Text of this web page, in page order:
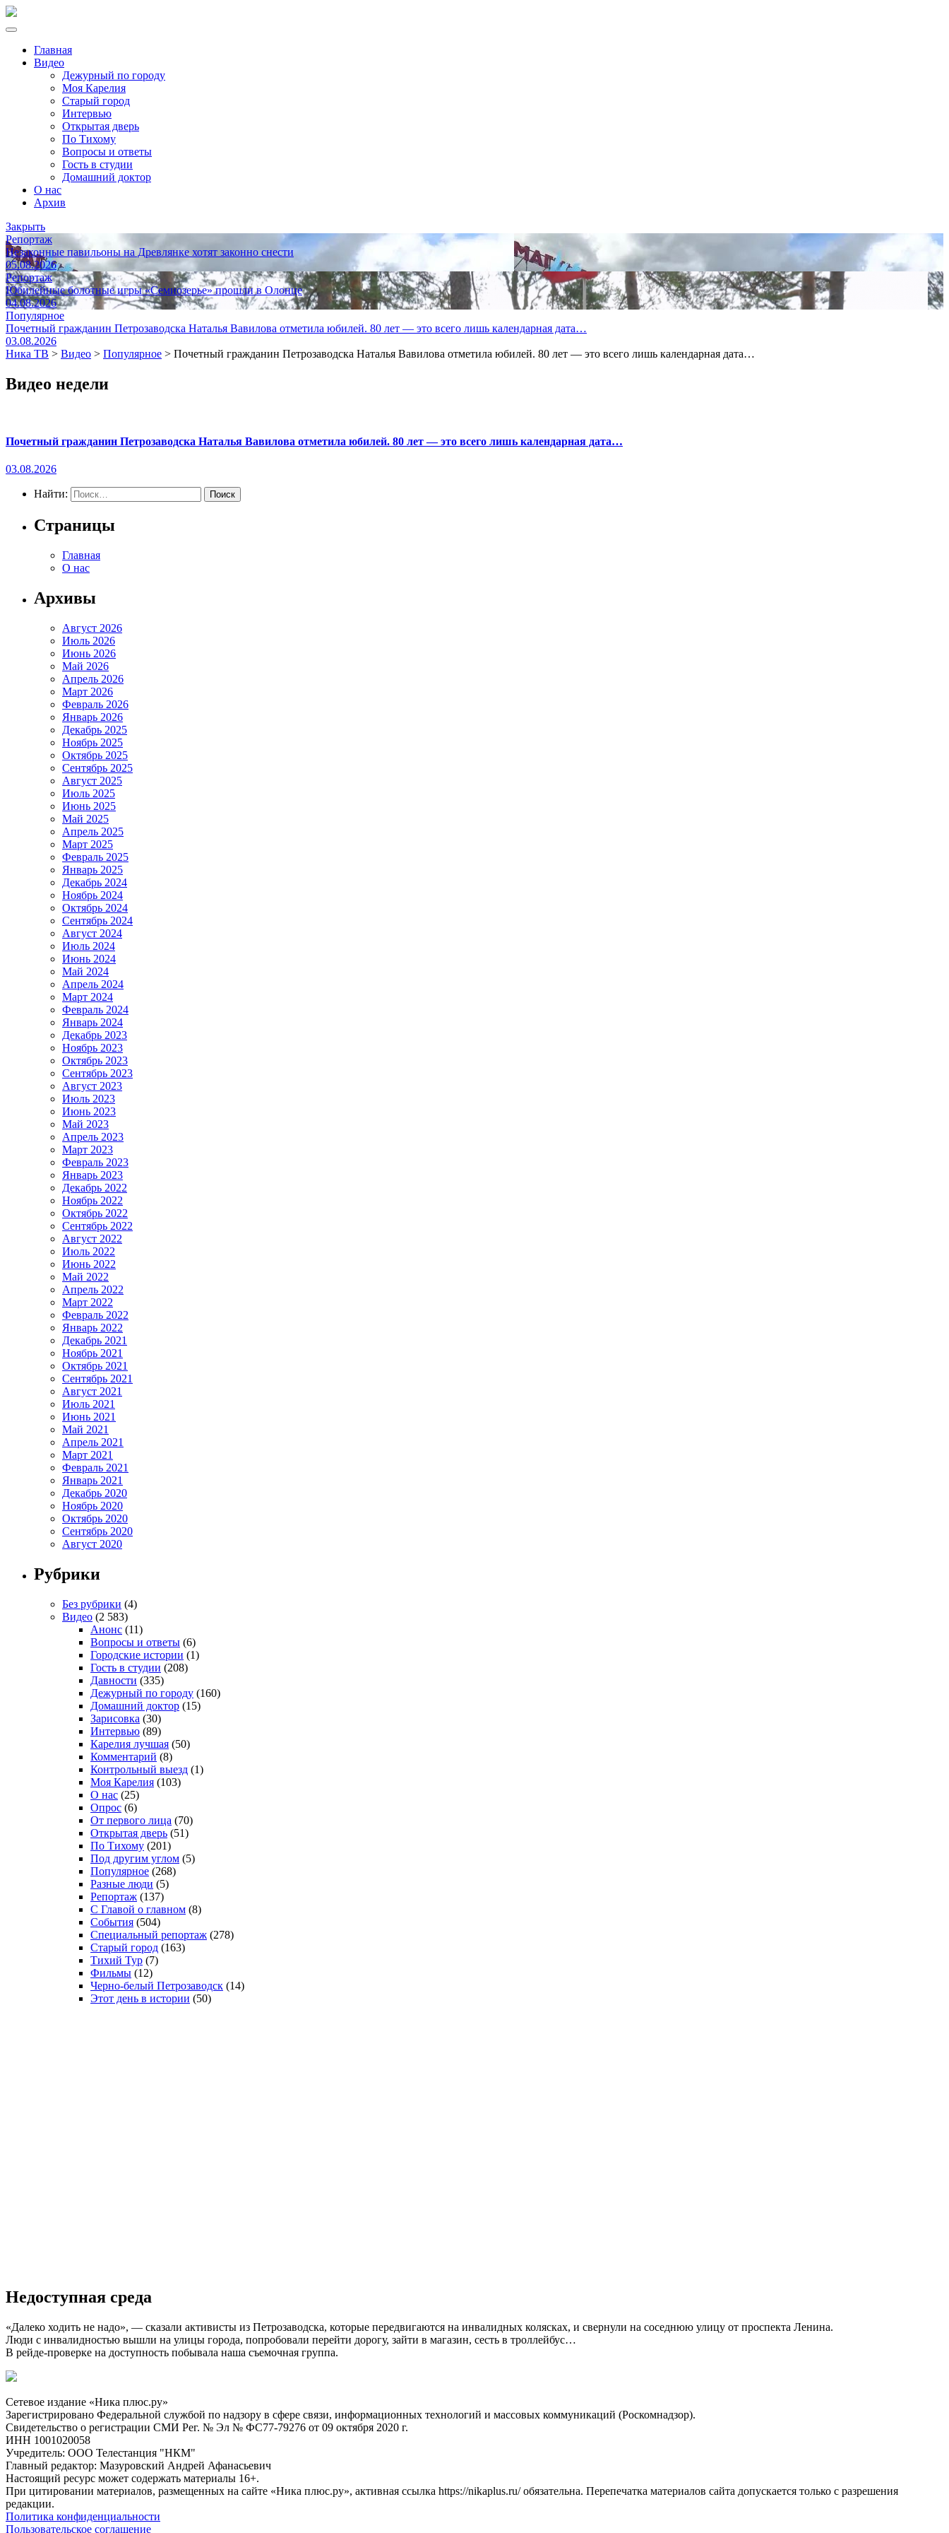
Главная
Видео
Дежурный по городу
Моя Карелия
Старый город
Интервью
Открытая дверь
По Тихому
Вопросы и ответы
Гость в студии
Домашний доктор
О нас
Архив
Закрыть
Репортаж
Незаконные павильоны на Древлянке хотят законно снести
05.08.2026
Репортаж
Юбилейные болотные игры «Семиозерье» прошли в Олонце
04.08.2026
Популярное
Почетный гражданин Петрозаводска Наталья Вавилова отметила юбилей. 80 лет — это всего лишь календарная дата…
03.08.2026
Ника ТВ > Видео > Популярное > Почетный гражданин Петрозаводска Наталья Вавилова отметила юбилей. 80 лет — это всего лишь календарная дата…
Видео недели
Почетный гражданин Петрозаводска Наталья Вавилова отметила юбилей. 80 лет — это всего лишь календарная дата…
03.08.2026
Найти:
Страницы
Главная
О нас
Архивы
Август 2026
Июль 2026
Июнь 2026
Май 2026
Апрель 2026
Март 2026
Февраль 2026
Январь 2026
Декабрь 2025
Ноябрь 2025
Октябрь 2025
Сентябрь 2025
Август 2025
Июль 2025
Июнь 2025
Май 2025
Апрель 2025
Март 2025
Февраль 2025
Январь 2025
Декабрь 2024
Ноябрь 2024
Октябрь 2024
Сентябрь 2024
Август 2024
Июль 2024
Июнь 2024
Май 2024
Апрель 2024
Март 2024
Февраль 2024
Январь 2024
Декабрь 2023
Ноябрь 2023
Октябрь 2023
Сентябрь 2023
Август 2023
Июль 2023
Июнь 2023
Май 2023
Апрель 2023
Март 2023
Февраль 2023
Январь 2023
Декабрь 2022
Ноябрь 2022
Октябрь 2022
Сентябрь 2022
Август 2022
Июль 2022
Июнь 2022
Май 2022
Апрель 2022
Март 2022
Февраль 2022
Январь 2022
Декабрь 2021
Ноябрь 2021
Октябрь 2021
Сентябрь 2021
Август 2021
Июль 2021
Июнь 2021
Май 2021
Апрель 2021
Март 2021
Февраль 2021
Январь 2021
Декабрь 2020
Ноябрь 2020
Октябрь 2020
Сентябрь 2020
Август 2020
Рубрики
Без рубрики (4)
Видео (2 583)
Анонс (11)
Вопросы и ответы (6)
Городские истории (1)
Гость в студии (208)
Давности (335)
Дежурный по городу (160)
Домашний доктор (15)
Зарисовка (30)
Интервью (89)
Карелия лучшая (50)
Комментарий (8)
Контрольный выезд (1)
Моя Карелия (103)
О нас (25)
Опрос (6)
От первого лица (70)
Открытая дверь (51)
По Тихому (201)
Под другим углом (5)
Популярное (268)
Разные люди (5)
Репортаж (137)
С Главой о главном (8)
События (504)
Специальный репортаж (278)
Старый город (163)
Тихий Тур (7)
Фильмы (12)
Черно-белый Петрозаводск (14)
Этот день в истории (50)
Недоступная среда
«Далеко ходить не надо», — сказали активисты из Петрозаводска, которые передвигаются на инвалидных колясках, и свернули на соседнюю улицу от проспекта Ленина.
Люди с инвалидностью вышли на улицы города, попробовали перейти дорогу, зайти в магазин, сесть в троллейбус…
В рейде-проверке на доступность побывала наша съемочная группа.
Сетевое издание «Ника плюс.ру»
Зарегистрировано Федеральной службой по надзору в сфере связи, информационных технологий и массовых коммуникаций (Роскомнадзор).
Свидетельство о регистрации СМИ Рег. № Эл № ФС77-79276 от 09 октября 2020 г.
ИНН 1001020058
Учредитель: ООО Телестанция "НКМ"
Главный редактор: Мазуровский Андрей Афанасьевич
Настоящий ресурс может содержать материалы 16+.
При цитировании материалов, размещенных на сайте «Ника плюс.ру», активная ссылка https://nikaplus.ru/ обязательна. Перепечатка материалов сайта допускается только с разрешения
редакции.
Политика конфиденциальности
Пользовательское соглашение